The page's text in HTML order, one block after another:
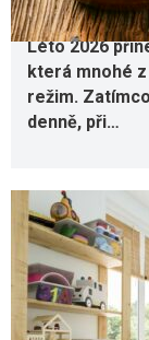
5. 8. 2026
Léto 2026
která mnohé
režim.
denně, při…